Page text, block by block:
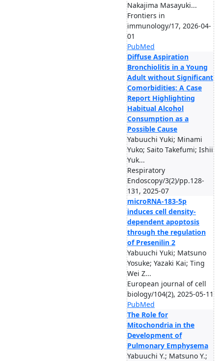
Nakajima Masayuki...
Frontiers in
immunology/17, 2026-04-
01
PubMed
Diffuse Aspiration
Bronchiolitis in a Young
Adult without Significant
Comorbidities: A Case
Report Highlighting
Habitual Alcohol
Consumption as a
Possible Cause
Yabuuchi Yuki; Minami
Yuko; Saito Takefumi; Ishii
Yuk...
Respiratory
Endoscopy/3(2)/pp.128-
131, 2025-07
microRNA-183-5p
induces cell density-
dependent apoptosis
through the regulation
of Presenilin 2
Yabuuchi Yuki; Matsuno
Yosuke; Yazaki Kai; Ting
Wei Z...
European journal of cell
biology/104(2), 2025-05-11
PubMed
The Role for
Mitochondria in the
Development of
Pulmonary Emphysema
Yabuuchi Y.; Matsuno Y.;